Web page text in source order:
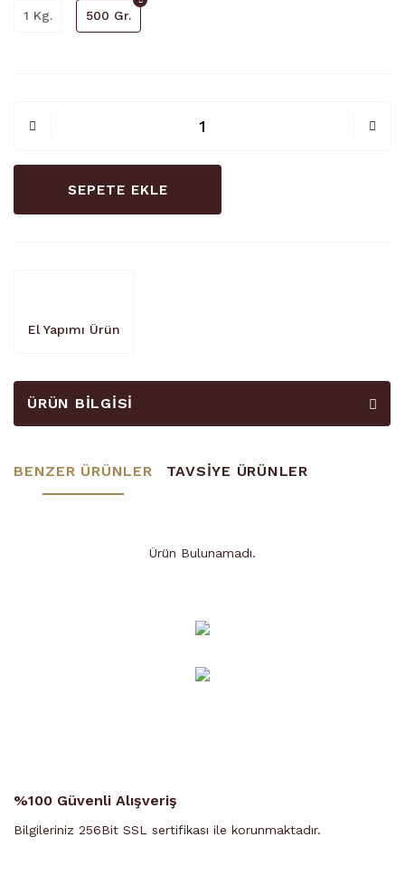
1 Kg. 500 Gr.
SEPETE EKLE
El Yapımı Ürün
ÜRÜN BILGISI
BENZER ÜRÜNLER TAVSİYE ÜRÜNLER
Ürün Bulunamadı.
Ürün Bulunamadı.
%100 Güvenli Alışveriş
Bilgileriniz 256Bit SSL sertifikası ile korunmaktadır.